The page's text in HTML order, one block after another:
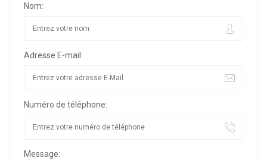
Nom:
Adresse E-mail:
Numéro de téléphone:
Message: